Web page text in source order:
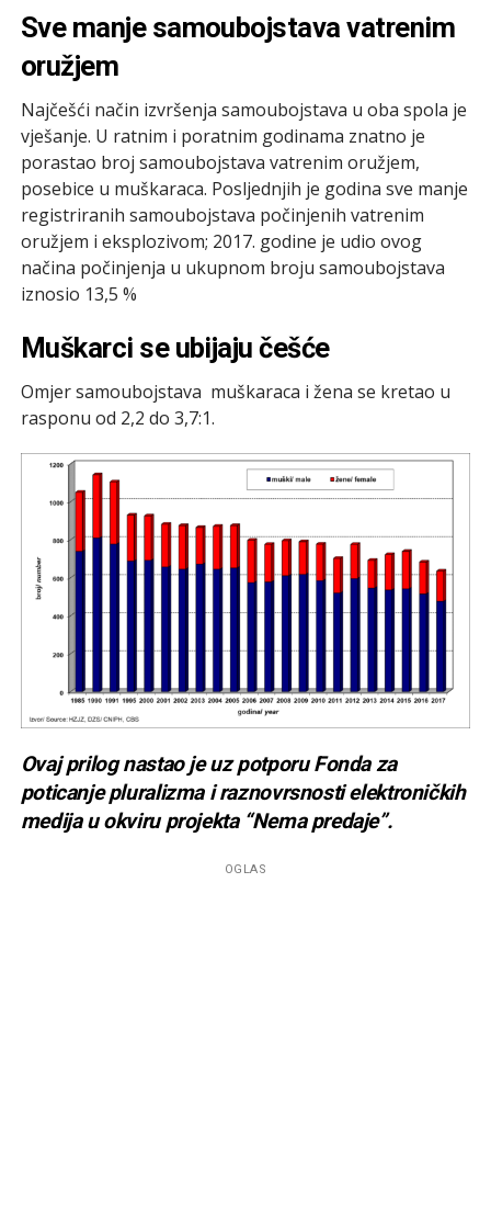
Sve manje samoubojstava vatrenim
oružjem
Najčešći način izvršenja samoubojstava u oba spola je
vješanje. U ratnim i poratnim godinama znatno je
porastao broj samoubojstava vatrenim oružjem,
posebice u muškaraca. Posljednjih je godina sve manje
registriranih samoubojstava počinjenih vatrenim
oružjem i eksplozivom; 2017. godine je udio ovog
načina počinjenja u ukupnom broju samoubojstava
iznosio 13,5 %
Muškarci se ubijaju češće
Omjer samoubojstava muškaraca i žena se kretao u
rasponu od 2,2 do 3,7:1.
Ovaj prilog nastao je uz potporu Fonda za
poticanje pluralizma i raznovrsnosti elektroničkih
medija u okviru projekta “Nema predaje”.
OGLAS